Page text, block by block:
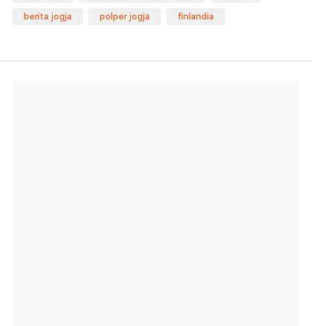
berita jogja polper jogja finlandia